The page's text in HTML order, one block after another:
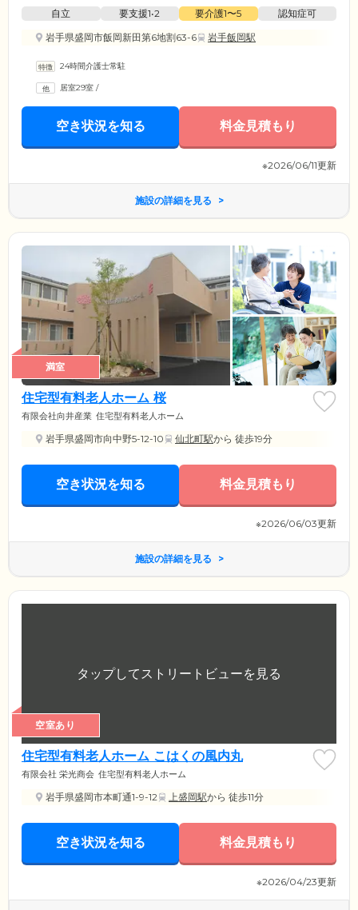
自立 要支援1•2 要介護1〜5
認知症可
岩手県盛岡市飯岡新田第6地割63-6
岩手飯岡駅
24時間介護士常駐
居室29室 /
空き状況を知る 料金見積もり
※2026/06/11更新
施設の詳細を見る
満室
住宅型有料老人ホーム 桜
有限会社向井産業 住宅型有料老人ホーム
岩手県盛岡市向中野5-12-10 仙北町駅から 徒歩19分
空き状況を知る 料金見積もり
※2026/06/03更新
施設の詳細を見る
空室あり
住宅型有料老人ホーム こはくの風内丸
有限会社 栄光商会 住宅型有料老人ホーム
岩手県盛岡市本町通1-9-12 上盛岡駅から 徒歩11分
空き状況を知る 料金見積もり
※2026/04/23更新